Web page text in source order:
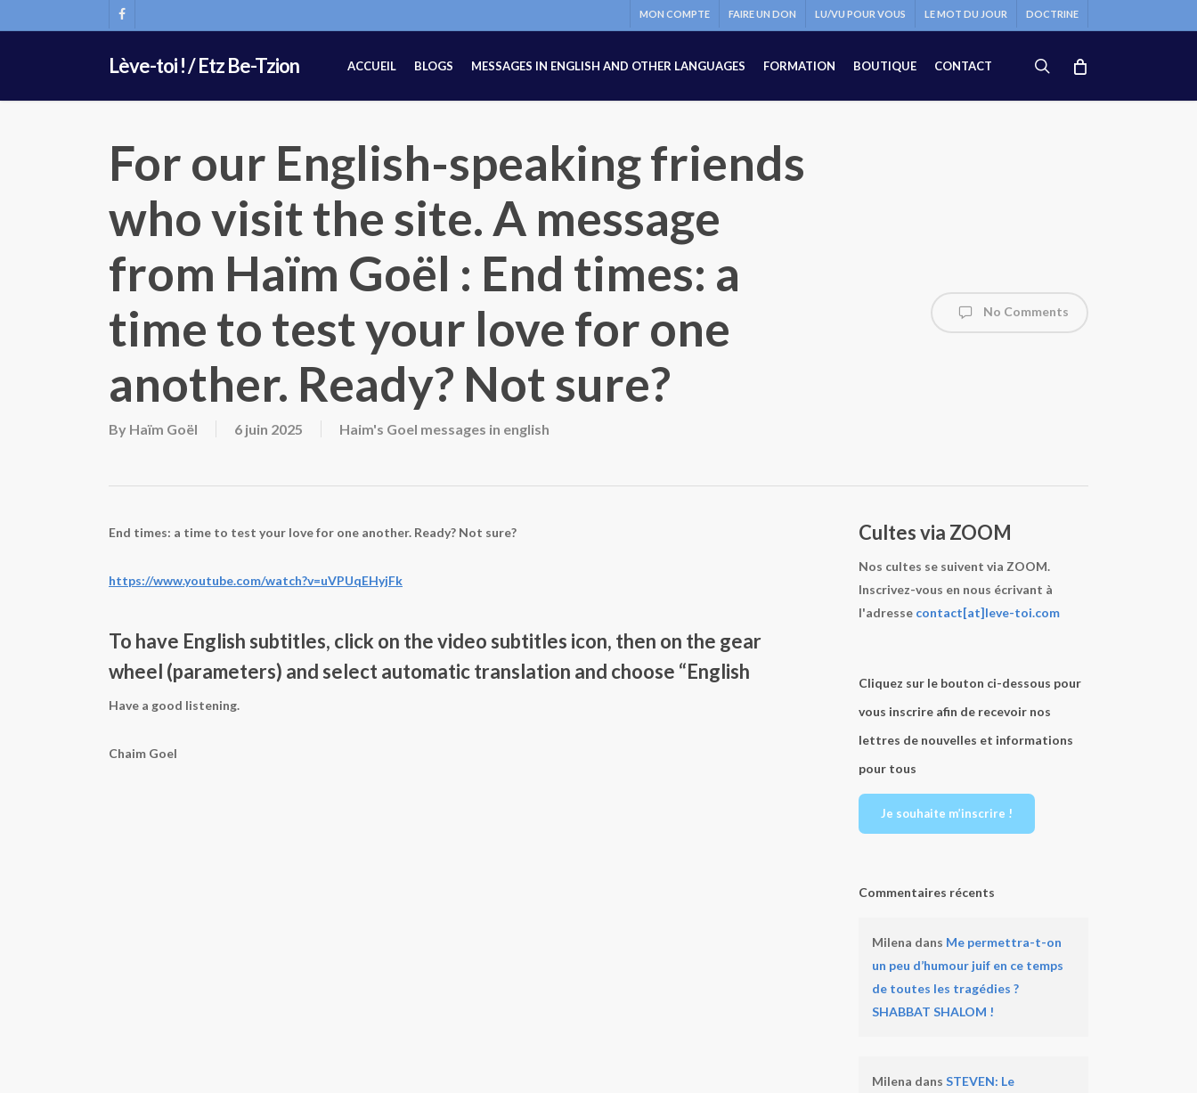
to
FACEBOOK
MON COMPTE FAIRE UN DON LU/VU POUR VOUS LE MOT DU JOUR DOCTRINE
Lève-toi ! / Etz Be-Tzion ACCUEIL BLOGS MESSAGES IN ENGLISH AND OTHER LANGUAGES FORMATION BOUTIQUE CONTACT search
For our English-speaking friends
who visit the site. A message
from Haïm Goël : End times: a
time to test your love for one
another. Ready? Not sure?
By Haïm Goël 6 juin 2025 Haim's Goel messages in english
No Comments
End times: a time to test your love for one another. Ready? Not sure?
https://www.youtube.com/watch?v=uVPUqEHyjFk
To have English subtitles, click on the video subtitles icon, then on the gear
wheel (parameters) and select automatic translation and choose “English
Have a good listening.
Chaim Goel
Cultes via ZOOM
Nos cultes se suivent via ZOOM.
Inscrivez-vous en nous écrivant à
l'adresse contact[at]leve-toi.com
Cliquez sur le bouton ci-dessous pour
vous inscrire afin de recevoir nos
lettres de nouvelles et informations
pour tous
Je souhaite m’inscrire !
Commentaires récents
Milena dans Me permettra-t-on
un peu d’humour juif en ce temps
de toutes les tragédies ?
SHABBAT SHALOM !
Milena dans STEVEN: Le